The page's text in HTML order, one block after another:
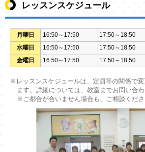
レッスンスケジュール
月曜日 16:50～17:50 17:50～18:50
水曜日
16:50～17:50
17:50～18:50
金曜日
16:50～17:50 17:50～18:50
※レッスンスケジュールは、定員等の関係で
ます。詳細については、教室までお問い合わ
※ご都合が合いません場合も、ご相談くださ